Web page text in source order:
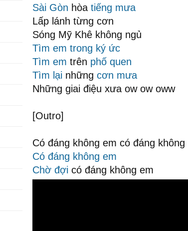
Sài Gòn hòa tiếng mưa
Lấp lánh từng cơn
Sóng Mỹ Khê không ngủ
Tìm em trong ký ức
Tìm em trên phố quen
Tìm lại những cơn mưa
Những giai điệu xưa ow ow oww
[Outro]
Có đáng không em có đáng không
Có đáng không em
Chờ đợi có đáng không em